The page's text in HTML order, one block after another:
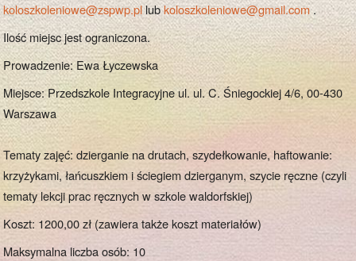
koloszkoleniowe@zspwp.pllubkoloszkoleniowe@gmail.com.
Ilość miejsc jest ograniczona.
Prowadzenie: Ewa Łyczewska
Miejsce: Przedszkole Integracyjne ul. ul. C. Śniegockiej 4/6, 00-430
Warszawa
Tematy zajęć: dzierganie na drutach, szydełkowanie, haftowanie:
krzyżykami, łańcuszkiem i ściegiem dzierganym, szycie ręczne (czyli
tematy lekcji prac ręcznych w szkole waldorfskiej)
Koszt: 1200,00 zł (zawiera także koszt materiałów)
Maksymalna liczba osób: 10